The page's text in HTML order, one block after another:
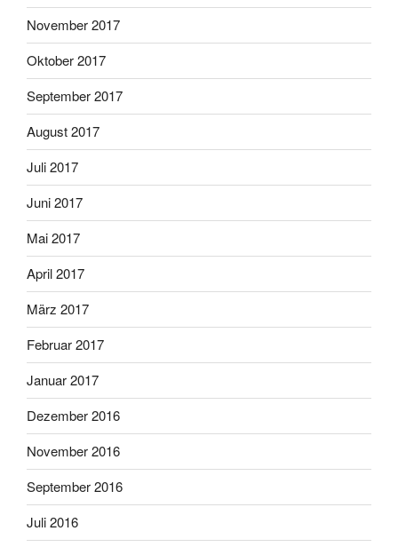
November 2017
Oktober 2017
September 2017
August 2017
Juli 2017
Juni 2017
Mai 2017
April 2017
März 2017
Februar 2017
Januar 2017
Dezember 2016
November 2016
September 2016
Juli 2016